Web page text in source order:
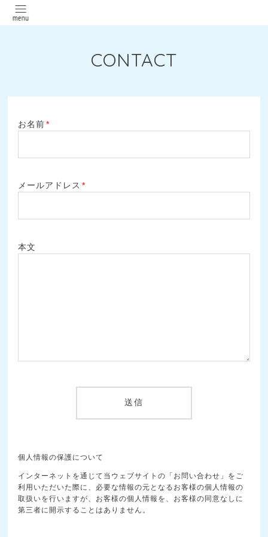
CONTACT
お名前 *
メールアドレス *
本文
個人情報の保護について
インターネットを通じて当ウェブサイトの「お問い合わせ」をご
利用いただいた際に、必要な情報の元となるお客様の個人情報の
取扱いを行いますが、お客様の個人情報を、お客様の同意なしに
第三者に開示することはありません。